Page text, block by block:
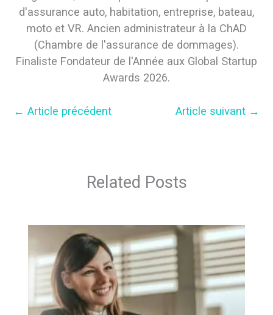
d'assurance auto, habitation, entreprise, bateau,
moto et VR. Ancien administrateur à la ChAD
(Chambre de l'assurance de dommages).
Finaliste Fondateur de l'Année aux Global Startup
Awards 2026.
← Article précédent Article suivant →
Related Posts